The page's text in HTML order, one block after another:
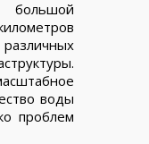
большой
воды
проблем